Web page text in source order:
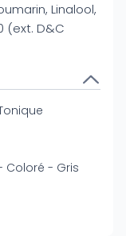
Linalool,
(ext. D&C
Coloré - Gris